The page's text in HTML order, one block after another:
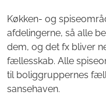
Køkken- og
afdelingerne, så alle
dem, og det fx bliver
fællesskab. Alle
til boliggruppernes
sansehaven.